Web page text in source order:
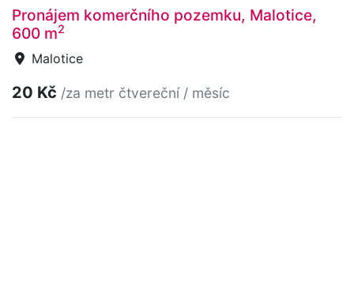
Pronájem komerčního pozemku, Malotice,
600 m2
Malotice
20 Kč /za metr čtvereční / měsíc